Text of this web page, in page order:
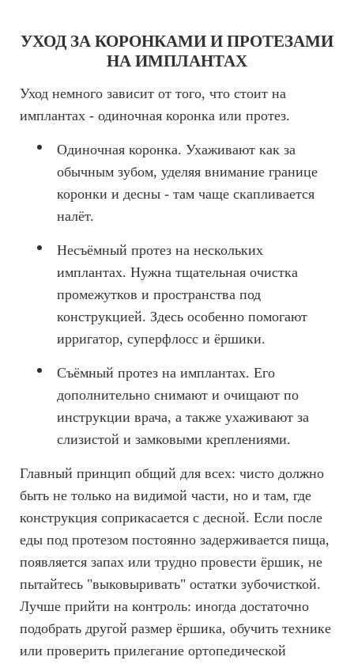
УХОД ЗА КОРОНКАМИ И ПРОТЕЗАМИ
НА ИМПЛАНТАХ
Уход немного зависит от того, что стоит на
имплантах - одиночная коронка или протез.
Одиночная коронка. Ухаживают как за
обычным зубом, уделяя внимание границе
коронки и десны - там чаще скапливается
налёт.
Несъёмный протез на нескольких
имплантах. Нужна тщательная очистка
промежутков и пространства под
конструкцией. Здесь особенно помогают
ирригатор, суперфлосс и ёршики.
Съёмный протез на имплантах. Его
дополнительно снимают и очищают по
инструкции врача, а также ухаживают за
слизистой и замковыми креплениями.
Главный принцип общий для всех: чисто должно
быть не только на видимой части, но и там, где
конструкция соприкасается с десной. Если после
еды под протезом постоянно задерживается пища,
появляется запах или трудно провести ёршик, не
пытайтесь "выковыривать" остатки зубочисткой.
Лучше прийти на контроль: иногда достаточно
подобрать другой размер ёршика, обучить технике
или проверить прилегание ортопедической